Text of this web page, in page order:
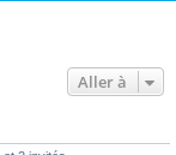
Aller à